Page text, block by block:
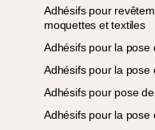
Adhésifs pour
moquettes et textiles
Adhésifs pour la pose
Adhésifs pour la pose
Adhésifs pour pose
Adhésifs pour la pose